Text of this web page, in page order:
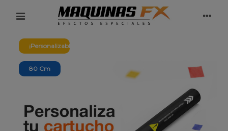
80 Cm
¡Personalizable!